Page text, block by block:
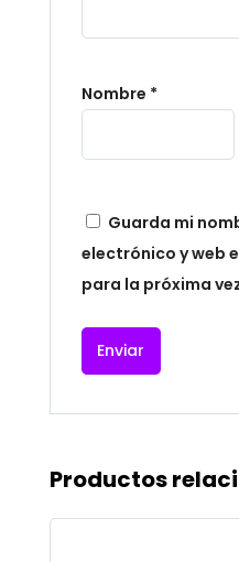
Nombre *
Guarda mi
electrónico y web
para la próxima
Productos